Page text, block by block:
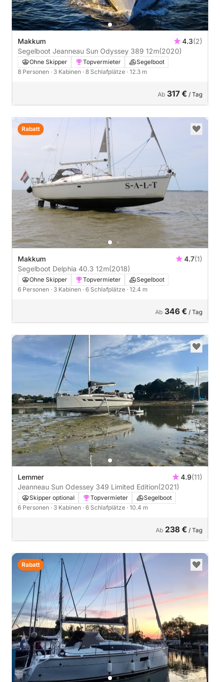
Makkum 4.3(2)
Segelboot Jeanneau Sun Odyssey 389 12m(2020)
Ohne Skipper Topvermieter
Segelboot
8 Personen · 3 Kabinen · 8 Schlafplätze · 12.3 m
Ab 317 € / Tag
Makkum 4.7(1)
Segelboot Delphia 40.3 12m(2018)
Ohne Skipper Topvermieter
Segelboot
6 Personen · 3 Kabinen · 6 Schlafplätze · 12.4 m
Ab 346 € / Tag
Rabatt
Lemmer 4.9(11)
Jeanneau Sun Odessey 349 Limited Edition(2021)
Skipper optional Topvermieter
Segelboot
6 Personen · 3 Kabinen · 6 Schlafplätze · 10.4 m
Ab 238 € / Tag
Rabatt